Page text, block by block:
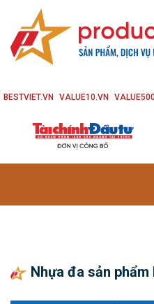
BESTVIET.VN VALUE10.VN
Nhựa đa sản phẩm